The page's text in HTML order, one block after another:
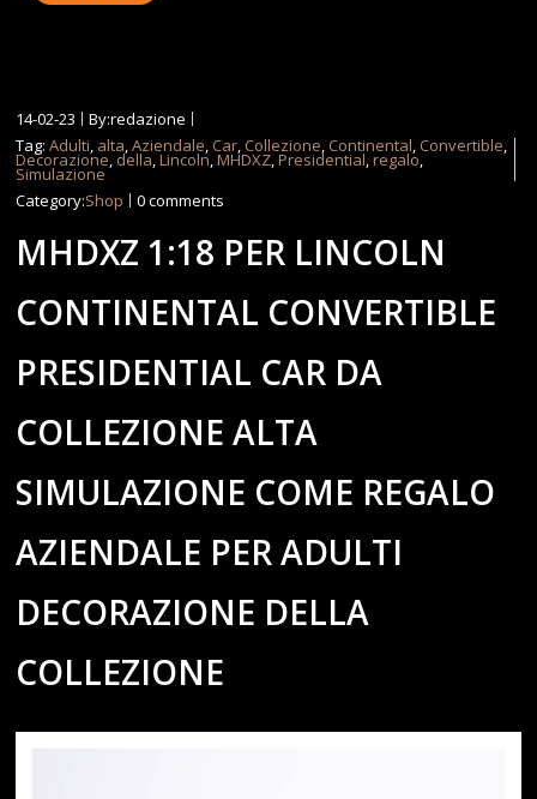
14-02-23
By:redazione
Tag:Adulti alta ,Aziendale Car Collezione Continental Convertible
Decorazione della ,Lincoln ,MHDXZ ,Presidential ,regalo
Simulazione
Category:Shop 0 comments
MHDXZ 1:18 PER LINCOLN
CONTINENTAL CONVERTIBLE
PRESIDENTIAL CAR DA
COLLEZIONE ALTA
SIMULAZIONE COME REGALO
AZIENDALE PER ADULTI
DECORAZIONE DELLA
COLLEZIONE